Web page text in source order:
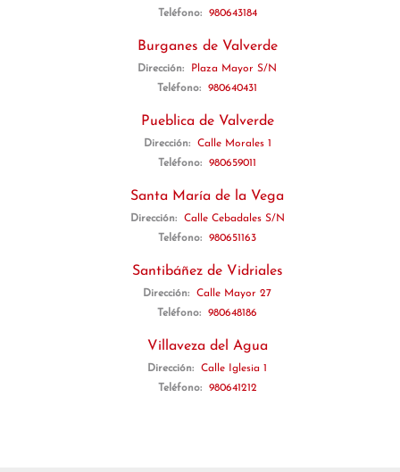
Teléfono:
980643184
Burganes de Valverde
Dirección:
Plaza Mayor S/N
Teléfono:
980640431
Pueblica de Valverde
Dirección:
Calle Morales 1
Teléfono:
980659011
Santa María de la Vega
Dirección:
Calle Cebadales S/N
Teléfono:
980651163
Santibáñez de Vidriales
Dirección:
Calle Mayor 27
Teléfono:
980648186
Villaveza del Agua
Dirección:
Calle Iglesia 1
Teléfono:
980641212